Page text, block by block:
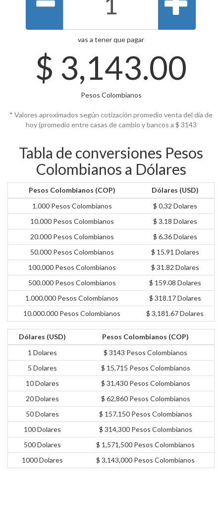
vas a tener que pagar
$ 3,143.00
Pesos Colombianos
* Valores aproximados según cotización promedio venta del día de
hoy (promedio entre casas de cambio y bancos a $ 3143
Tabla de conversiones Pesos
Colombianos a Dólares
Pesos Colombianos (COP)
Dólares (USD)
1.000 Pesos Colombianos
$ 0.32 Dolares
10.000 Pesos Colombianos
$ 3.18 Dolares
20.000 Pesos Colombianos
$ 6.36 Dolares
50.000 Pesos Colombianos
$ 15.91 Dolares
100.000 Pesos Colombianos
$ 31.82 Dolares
500.000 Pesos Colombianos
$ 159.08 Dolares
1.000.000 Pesos Colombianos
$ 318.17 Dolares
10.000.000 Pesos Colombianos
$ 3,181.67 Dolares
Dólares (USD)
Pesos Colombianos (COP)
1 Dolares
$ 3143 Pesos Colombianos
5 Dolares
$ 15,715 Pesos Colombianos
10 Dolares
$ 31,430 Pesos Colombianos
20 Dolares
$ 62,860 Pesos Colombianos
50 Dolares
$ 157,150 Pesos Colombianos
100 Dolares
$ 314,300 Pesos Colombianos
500 Dolares
$ 1,571,500 Pesos Colombianos
1000 Dolares
$ 3,143,000 Pesos Colombianos